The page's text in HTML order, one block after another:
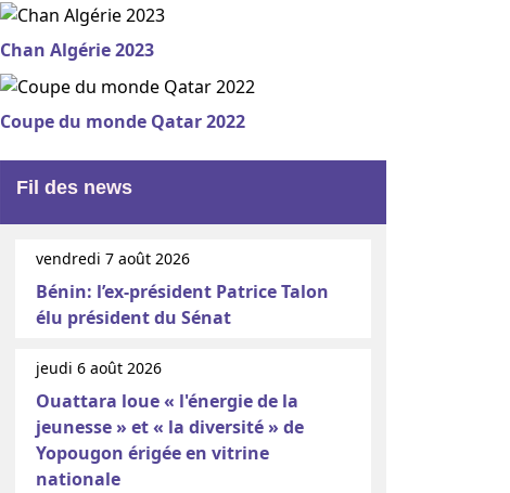
Chan Algérie 2023
Coupe du monde Qatar 2022
Fil des news
vendredi 7 août 2026
Bénin: l’ex-président Patrice Talon
élu président du Sénat
jeudi 6 août 2026
Ouattara loue « l'énergie de la
jeunesse » et « la diversité » de
Yopougon érigée en vitrine
nationale